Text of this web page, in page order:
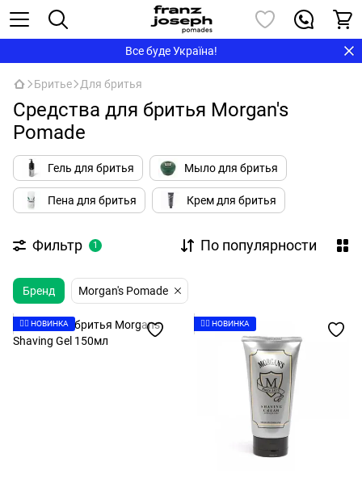
Все буде Україна!
Бритье Для бритья
Средства для бритья Morgan's
Pomade
Гель для бритья Мыло для бритья
Пена для бритья Крем для бритья
Фильтр 1 По популярности
Бренд Morgan's Pomade
👉🏻 НОВИНКА 👉🏻 НОВИНКА